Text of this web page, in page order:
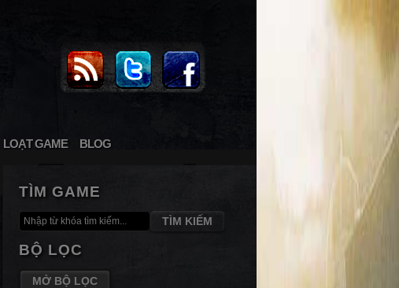
LOẠT GAME BLOG
TÌM GAME
TÌM KIẾM
BỘ LỌC
MỞ BỘ LỌC